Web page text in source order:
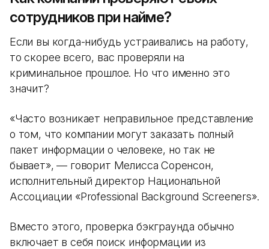
сотрудников при найме?
Если вы когда-нибудь устраивались на работу,
то скорее всего, вас проверяли на
криминальное прошлое. Но что именно это
значит?
«Часто возникает неправильное представление
о том, что компании могут заказать полный
пакет информации о человеке, но так не
бывает», — говорит Мелисса Соренсон,
исполнительный директор Национальной
Ассоциации «Professional Background Screeners».
Вместо этого, проверка бэкграунда обычно
включает в себя поиск информации из